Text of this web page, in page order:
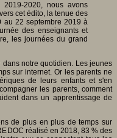
2019-2020, nous avons
cet édito, la tenue des
au 22 septembre 2019 à
des enseignants et
les journées du grand
notre quotidien. Les jeunes
sur internet. Or les parents ne
de leurs enfants et s'en
les parents, comment
dans un apprentissage de
de plus en plus de temps sur
réalisé en 2018, 83 % des